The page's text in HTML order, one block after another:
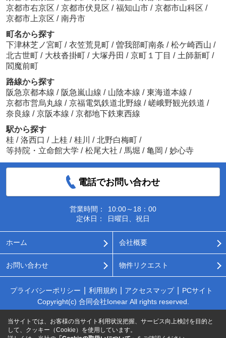
京都市右京区 / 京都市伏見区 / 福知山市 / 京都市山科区 /
京都市上京区 / 南丹市
町名から探す
下津林芝ノ宮町 / 衣笠荒見町 / 曽我部町南条 / 松ケ崎西山 /
北古世町 / 大枝沓掛町 / 大塚丹田 / 京町１丁目 / 土師新町 /
閻魔前町
路線から探す
阪急京都本線 / 阪急嵐山線 / 山陰本線 / 東海道本線 /
京都市営烏丸線 / 京福電気鉄道北野線 / 嵯峨野観光鉄道 /
奈良線 / 京阪本線 / 京都地下鉄東西線
駅から探す
桂 / 洛西口 / 上桂 / 桂川 / 北野白梅町 /
等持院・立命館大学 / 松尾大社 / 馬堀 / 亀岡 / 妙心寺
電話でお問い合わせ
営業時間：
10:00～18：00
定休日：
日曜日、祝日
ホーム 会社概要
お問い合わせ 物件リクエスト
プライバシーポリシー 利用規約 アクセスマップ
PCサイト
Copyright(c) 合同会社Ionear All rights reserved.
当サイトでは、お客様の当サイト利用状況把握、サービス向上検討を目的と
して、クッキー（Cookie）を使用しています。